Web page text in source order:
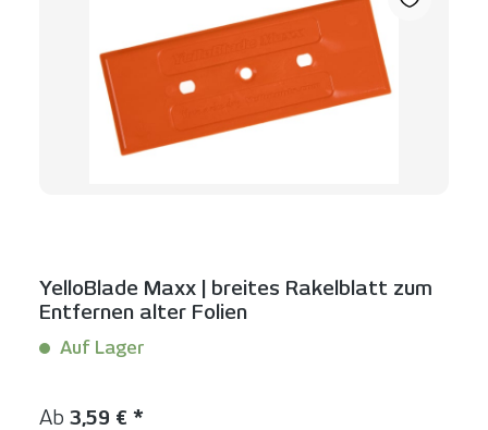
YelloBlade Maxx | breites Rakelblatt zum
Entfernen alter Folien
Auf Lager
Regulärer Preis:
Ab 3,59 € *